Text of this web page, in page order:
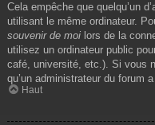
Cela empêche que quelqu’un
utilisant le même ordinateur.
souvenir de moi lors de la
utilisez un ordinateur public
café, université, etc.). Si vous
qu’un administrateur du forum
Haut